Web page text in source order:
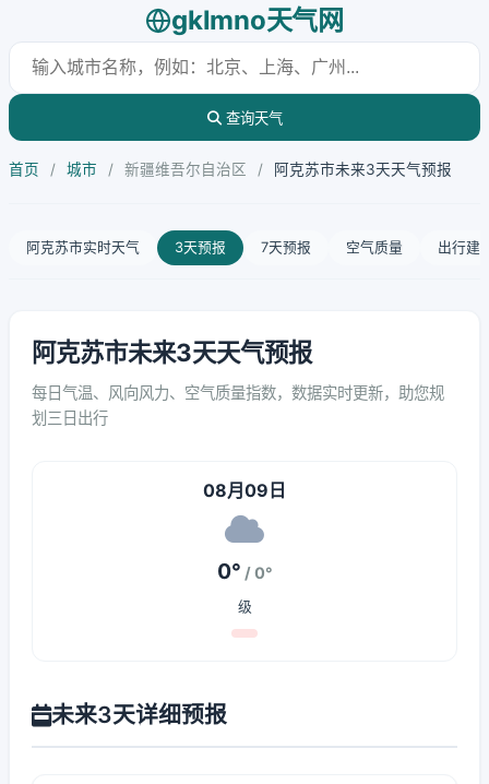
gklmno天气网
查询天气
首页 / 城市 / 新疆维吾尔自治区 / 阿克苏市未来3天天气预报
阿克苏市实时天气 3天预报 7天预报 空气质量 出行建
阿克苏市未来3天天气预报
每日气温、风向风力、空气质量指数，数据实时更新，助您规
划三日出行
08月09日
0° / 0°
级
未来3天详细预报